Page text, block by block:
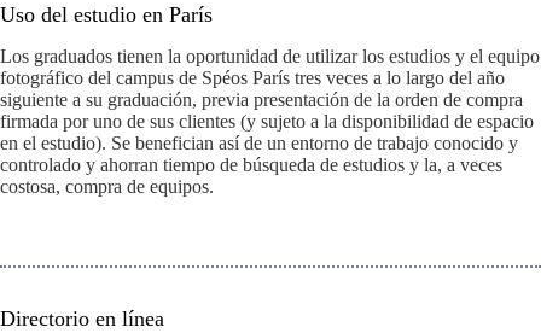
Uso del estudio en París
Los graduados tienen la oportunidad de utilizar los estudios y el equipo
fotográfico del campus de Spéos París tres veces a lo largo del año
siguiente a su graduación, previa presentación de la orden de compra
firmada por uno de sus clientes (y sujeto a la disponibilidad de espacio
en el estudio). Se benefician así de un entorno de trabajo conocido y
controlado y ahorran tiempo de búsqueda de estudios y la, a veces
costosa, compra de equipos.
Directorio en línea